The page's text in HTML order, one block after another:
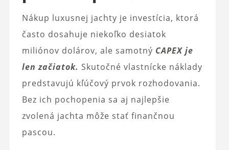
Nákup luxusnej jachty je investícia, ktorá
často dosahuje niekoľko desiatok
miliónov dolárov, ale samotný CAPEX je
len začiatok. Skutočné vlastnícke náklady
predstavujú kľúčový prvok rozhodovania.
Bez ich pochopenia sa aj najlepšie
zvolená jachta môže stať finančnou
pascou.